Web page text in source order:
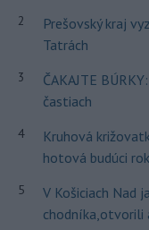
2
Prešovský kraj
Tatrách
3
ČAKAJTE
častiach
4
Kruhová
hotová budúci rok
5
V Košiciach Nad
chodníka,otvorili